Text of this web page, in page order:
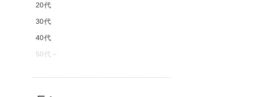
20代
30代
40代
50代～